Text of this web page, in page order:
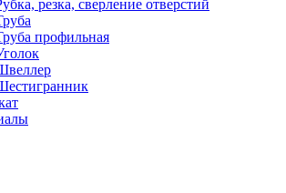
резка, сверление отверстий
профильная